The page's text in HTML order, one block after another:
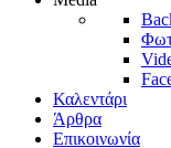
Καλεντάρι
Άρθρα
Επικοινωνία